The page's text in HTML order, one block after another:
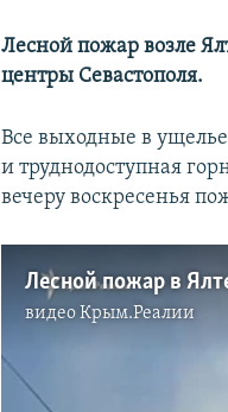
Лесной пожар возле
центры Севастополя.
Все выходные в
и труднодоступная
вечеру воскресенья
Лесной пожар в
видеоКрым.Реалии